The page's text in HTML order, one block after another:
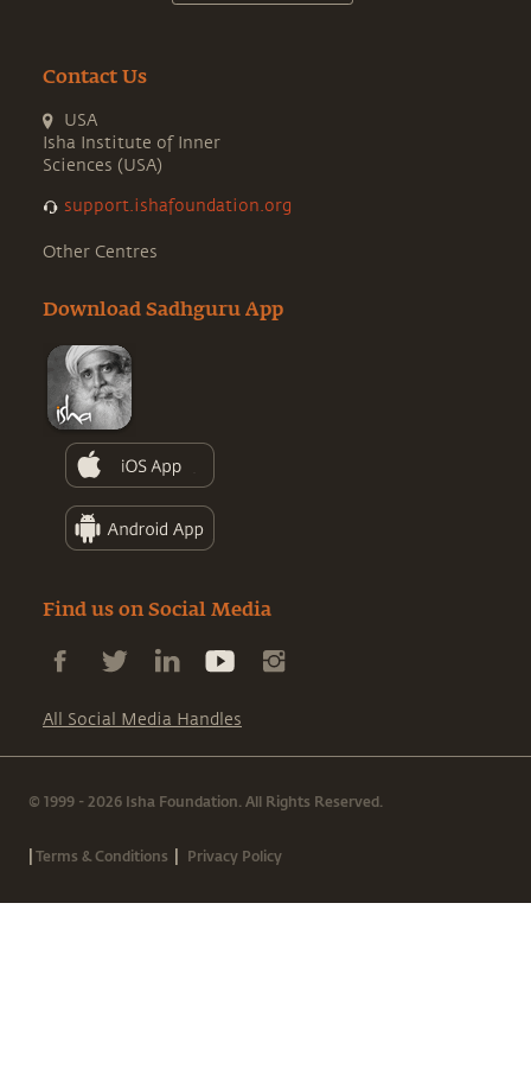
Contact Us
USA
Isha Institute of Inner
Sciences (USA)
support.ishafoundation.org
Other Centres
Download Sadhguru App
Find us on Social Media
All Social Media Handles
© 1999 - 2026 Isha Foundation. All Rights Reserved.
|Terms & Conditions | Privacy Policy